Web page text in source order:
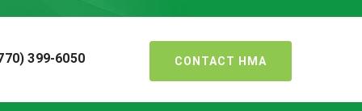
CONTACT HMA
399-6050